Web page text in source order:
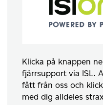
Klicka på knappen
fjärrsupport via ISL.
fått från oss och
med dig alldeles